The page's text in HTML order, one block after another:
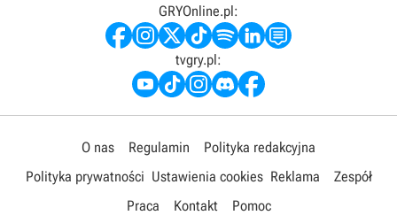
GRYOnline.pl:
tvgry.pl:
O nas Regulamin
Polityka redakcyjna
Polityka prywatności Ustawienia cookies Reklama
Zespół
Praca
Kontakt Pomoc